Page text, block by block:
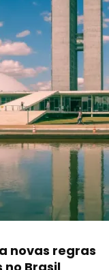
novas regras